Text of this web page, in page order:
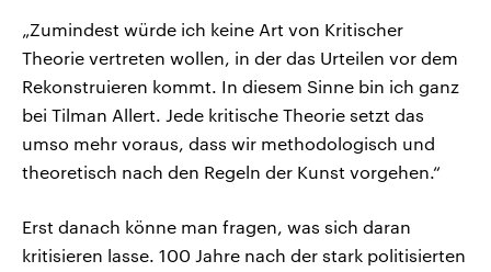
„Zumindest würde ich keine Art von Kritischer
Theorie vertreten wollen, in der das Urteilen vor dem
Rekonstruieren kommt. In diesem Sinne bin ich ganz
bei Tilman Allert. Jede kritische Theorie setzt das
umso mehr voraus, dass wir methodologisch und
theoretisch nach den Regeln der Kunst vorgehen.“
Erst danach könne man fragen, was sich daran
kritisieren lasse. 100 Jahre nach der stark politisierten